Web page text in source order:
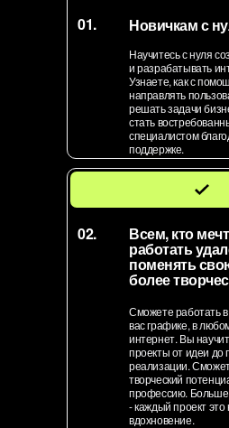
Новичкам с
Научитесь с нуля
и разрабатывать
Узнаете, как с
направлять
решать задачи
стать
специалистом
поддержке.
01.
Всем, кто
работать
поменять
более
Сможете работать
вас графике, в
интернет. Вы
проекты от идеи до
реализации.
творческий
профессию. Больше
- каждый проект это
вдохновение.
02.